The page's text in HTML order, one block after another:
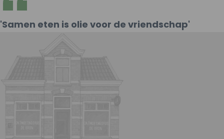
'Samen eten is olie voor de vriendschap'